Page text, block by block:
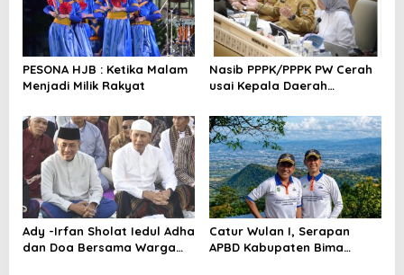
o
s
PESONA HJB : Ketika Malam
Menjadi Milik Rakyat
Nasib PPPK/PPPK PW Cerah
usai Kepala Daerah
RB dan DPR RI
Ady -Irfan Sholat Iedul Adha
dan Doa Bersama Warga
Catur Wulan I, Serapan
APBD Kabupaten Bima